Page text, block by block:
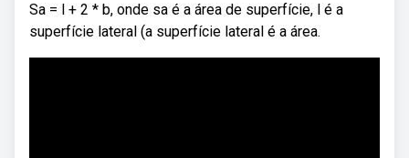
Sa = l + 2 * b, onde sa é a área de superfície, l é a
superfície lateral (a superfície lateral é a área.